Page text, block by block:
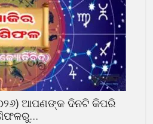
ଆପଣଙ୍କ ଦିନଟି କିପରି